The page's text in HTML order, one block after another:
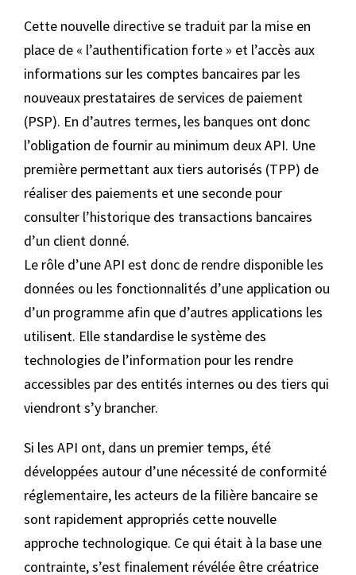
Cette nouvelle directive se traduit par la mise en
place de « l’authentification forte » et l’accès aux
informations sur les comptes bancaires par les
nouveaux prestataires de services de paiement
(PSP). En d’autres termes, les banques ont donc
l’obligation de fournir au minimum deux API. Une
première permettant aux tiers autorisés (TPP) de
réaliser des paiements et une seconde pour
consulter l’historique des transactions bancaires
d’un client donné.
Le rôle d’une API est donc de rendre disponible les
données ou les fonctionnalités d’une application ou
d’un programme afin que d’autres applications les
utilisent. Elle standardise le système des
technologies de l’information pour les rendre
accessibles par des entités internes ou des tiers qui
viendront s’y brancher.
Si les API ont, dans un premier temps, été
développées autour d’une nécessité de conformité
réglementaire, les acteurs de la filière bancaire se
sont rapidement appropriés cette nouvelle
approche technologique. Ce qui était à la base une
contrainte, s’est finalement révélée être créatrice